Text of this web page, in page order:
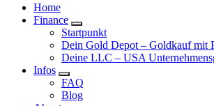
Home
Finance
Startpunkt
Dein Gold Depot – Goldkauf mit
Deine LLC – USA
Infos
FAQ
Blog